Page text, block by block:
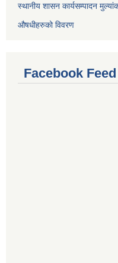
स्थानीय शासन कार्यसम्पादन
औषधीहरुको विवरण
Facebook Feed